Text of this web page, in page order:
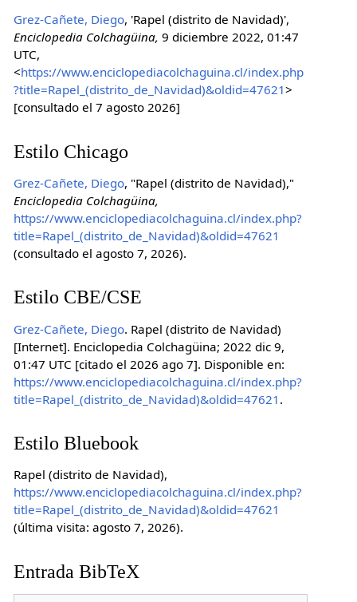
Grez-Cañete, Diego, 'Rapel (distrito de Navidad)',
Enciclopedia Colchagüina, 9 diciembre 2022, 01:47
UTC,
<https://www.enciclopediacolchaguina.cl/index.php
?title=Rapel_(distrito_de_Navidad)&oldid=47621>
[consultado el 7 agosto 2026]
Estilo Chicago
Grez-Cañete, Diego, "Rapel (distrito de Navidad),"
Enciclopedia Colchagüina,
https://www.enciclopediacolchaguina.cl/index.php?
title=Rapel_(distrito_de_Navidad)&oldid=47621
(consultado el agosto 7, 2026).
Estilo CBE/CSE
Grez-Cañete, Diego. Rapel (distrito de Navidad)
[Internet]. Enciclopedia Colchagüina; 2022 dic 9,
01:47 UTC [citado el 2026 ago 7]. Disponible en:
https://www.enciclopediacolchaguina.cl/index.php?
title=Rapel_(distrito_de_Navidad)&oldid=47621 .
Estilo Bluebook
Rapel (distrito de Navidad),
https://www.enciclopediacolchaguina.cl/index.php?
title=Rapel_(distrito_de_Navidad)&oldid=47621
(última visita: agosto 7, 2026).
Entrada BibTeX